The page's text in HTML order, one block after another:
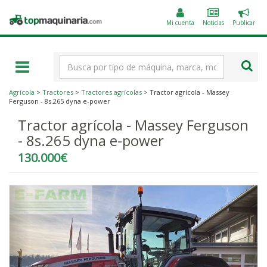
Topmaquinaria.com Mi cuenta Noticias
un
Publicar
Agrícola > Tractores > Tractores agrícolas > Tractor agrícola - Massey
Ferguson - 8s.265 dyna e-power
Tractor agrícola - Massey Ferguson
- 8s.265 dyna e-power
130.000€